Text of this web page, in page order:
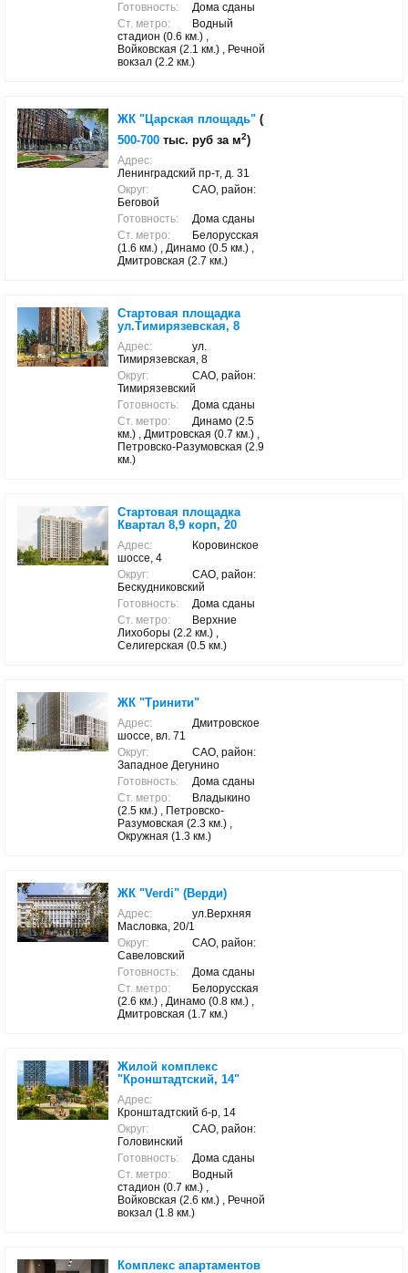
Готовность:
Дома сданы
Ст. метро:
Водный
стадион (0.6 км.) ,
Войковская (2.1 км.) , Речной
вокзал (2.2 км.)
ЖК "Царская площадь" (
500-700 тыс. руб за м2)
Адрес:
Ленинградский пр-т, д. 31
Округ:
САО, район:
Беговой
Готовность:
Дома сданы
Ст. метро:
Белорусская
(1.6 км.) , Динамо (0.5 км.) ,
Дмитровская (2.7 км.)
Стартовая площадка
ул.Тимирязевская, 8
Адрес:
ул.
Тимирязевская, 8
Округ:
САО, район:
Тимирязевский
Готовность:
Дома сданы
Ст. метро:
Динамо (2.5
км.) , Дмитровская (0.7 км.) ,
Петровско-Разумовская (2.9
км.)
Стартовая площадка
Квартал 8,9 корп, 20
Адрес:
Коровинское
шоссе, 4
Округ:
САО, район:
Бескудниковский
Готовность:
Дома сданы
Ст. метро:
Верхние
Лихоборы (2.2 км.) ,
Селигерская (0.5 км.)
ЖК "Тринити"
Адрес:
Дмитровское
шоссе, вл. 71
Округ:
САО, район:
Западное Дегунино
Готовность:
Дома сданы
Ст. метро:
Владыкино
(2.5 км.) , Петровско-
Разумовская (2.3 км.) ,
Окружная (1.3 км.)
ЖК "Verdi" (Верди)
Адрес:
ул.Верхняя
Масловка, 20/1
Округ:
САО, район:
Савеловский
Готовность:
Дома сданы
Ст. метро:
Белорусская
(2.6 км.) , Динамо (0.8 км.) ,
Дмитровская (1.7 км.)
Жилой комплекс
"Кронштадтский, 14"
Адрес:
Кронштадтский б-р, 14
Округ:
САО, район:
Головинский
Готовность:
Дома сданы
Ст. метро:
Водный
стадион (0.7 км.) ,
Войковская (2.6 км.) , Речной
вокзал (1.8 км.)
Комплекс апартаментов